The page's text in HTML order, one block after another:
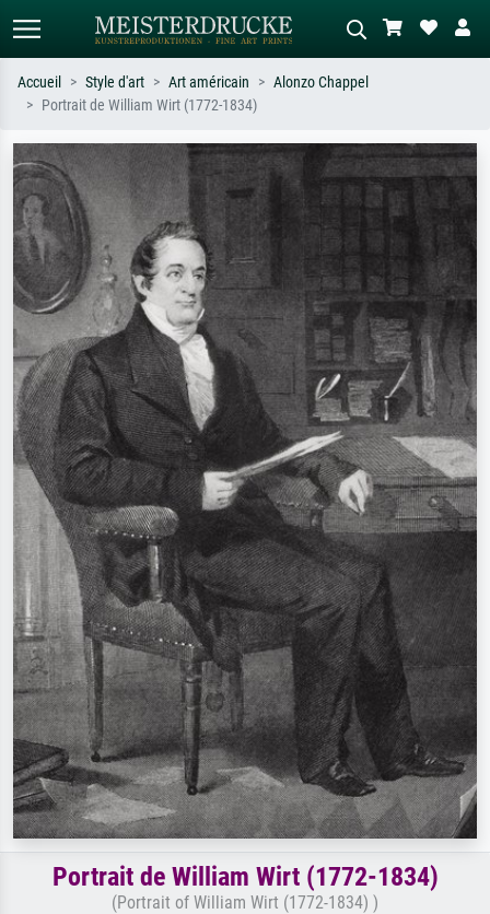
Recherchez par artiste, titre ou style –
ex. Monet, Nuit étoilée,
impressionnisme, vague de Hokusai,
Décrivez la scène – ex. prairie verte,
abstrait avec beaucoup de rouge,
tableau sombre, nu debout près d'un
arbre.
Accueil Style d'art Art américain
Alonzo Chappel
Portrait de William Wirt (1772-1834)
Portrait de William Wirt (1772-1834)
(Portrait of William Wirt (1772-1834) )